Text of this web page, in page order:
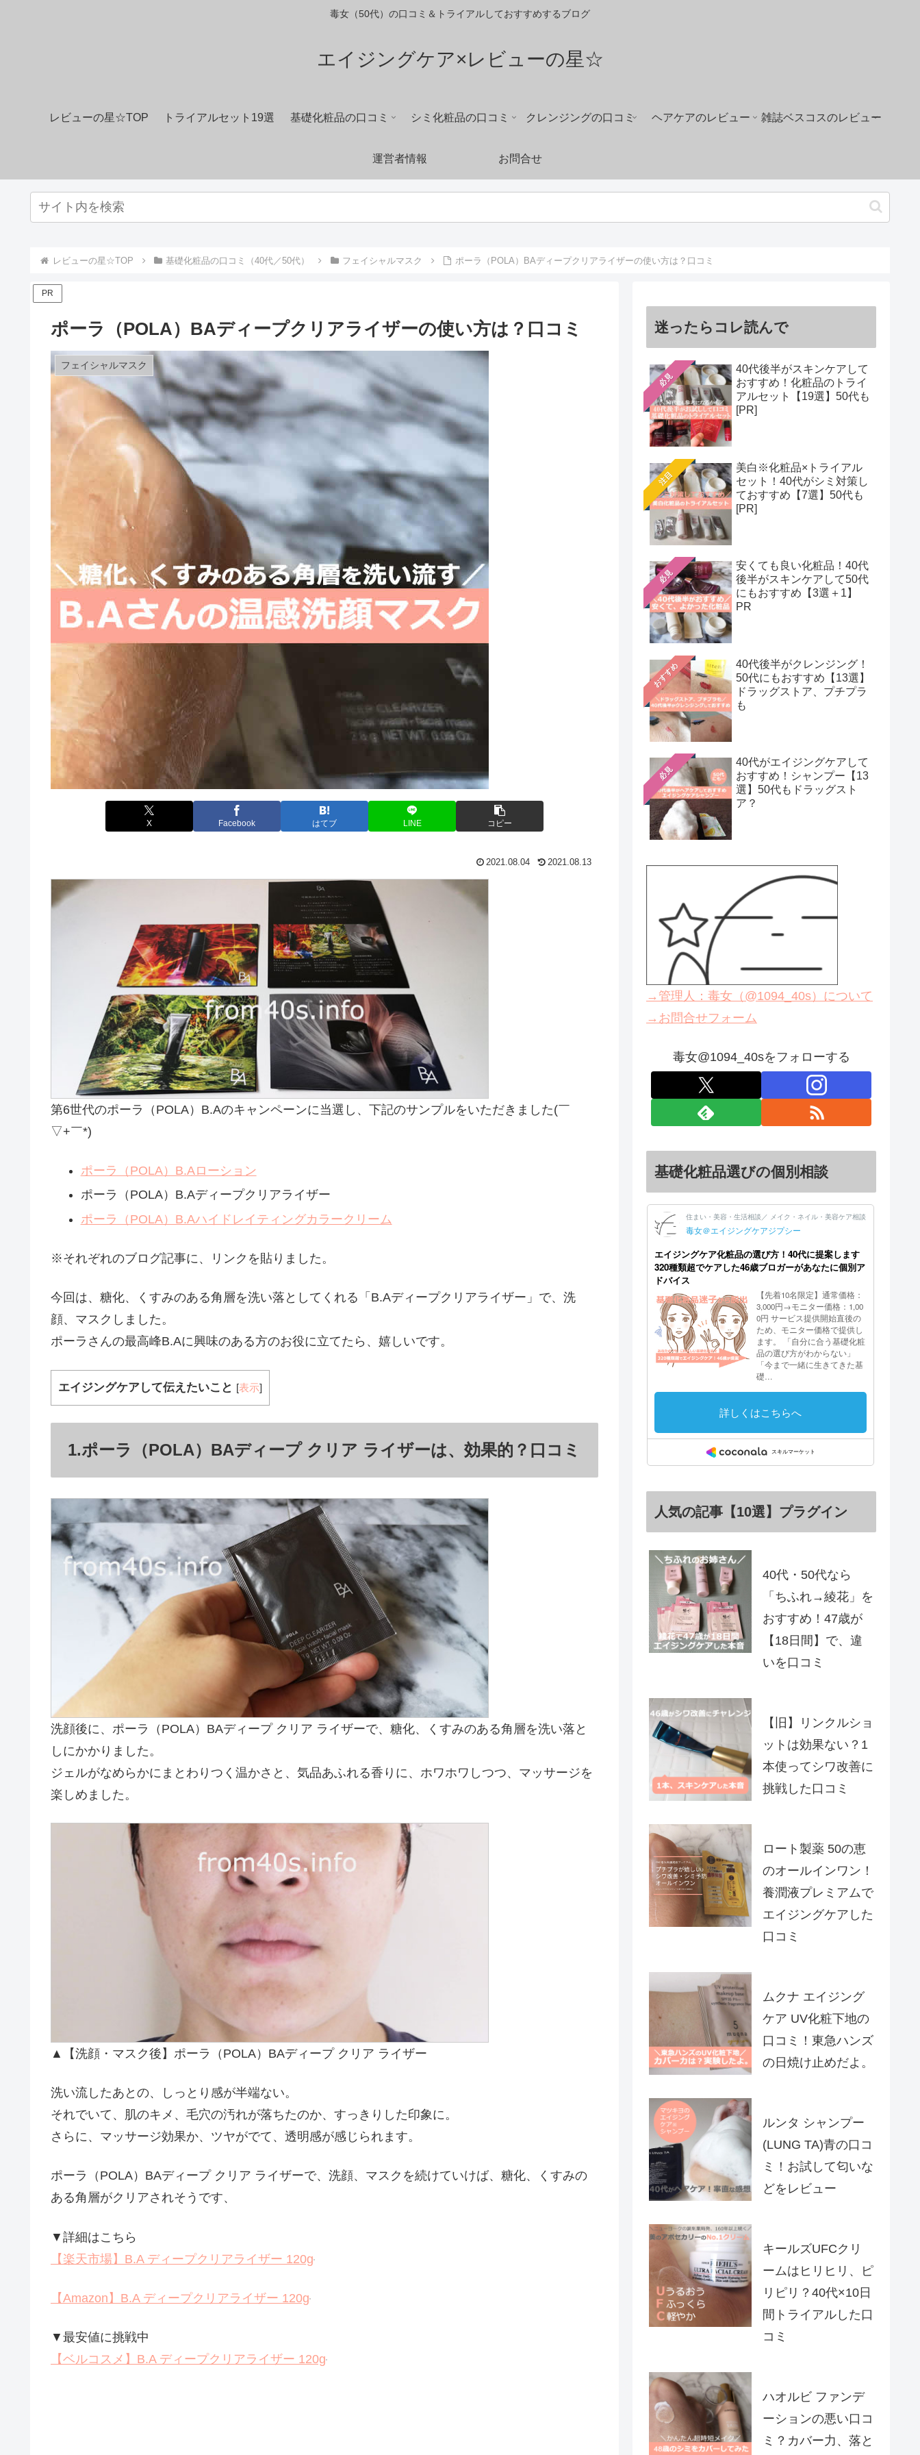
毒女（50代）の口コミ＆トライアルしておすすめするブログ
エイジングケア×レビューの星☆
レビューの星☆TOP トライアルセット19選 基礎化粧品の口コミ シミ化粧品の口コミ クレンジングの口コミ ヘアケアのレビュー 雑誌ベスコスのレビュー
運営者情報 お問合せ
レビューの星☆TOP 基礎化粧品の口コミ（40代／50代） フェイシャルマスク ポーラ（POLA）BAディープクリアライザーの使い方は？口コミ
PR
ポーラ（POLA）BAディープクリアライザーの使い方は？口コミ
フェイシャルマスク
X Facebook はてブ LINE コピー
2021.08.04 2021.08.13
第6世代のポーラ（POLA）B.Aのキャンペーンに当選し、下記のサンプルをいただきました(￣
▽+￣*)
ポーラ（POLA）B.Aローション
ポーラ（POLA）B.Aディープクリアライザー
ポーラ（POLA）B.Aハイドレイティングカラークリーム
※それぞれのブログ記事に、リンクを貼りました。
今回は、糖化、くすみのある角層を洗い落としてくれる「B.Aディープクリアライザー」で、洗
顔、マスクしました。
ポーラさんの最高峰B.Aに興味のある方のお役に立てたら、嬉しいです。
エイジングケアして伝えたいこと [表示]
1.ポーラ（POLA）BAディープ クリア ライザーは、効果的？口コミ
洗顔後に、ポーラ（POLA）BAディープ クリア ライザーで、糖化、くすみのある角層を洗い落と
しにかかりました。
ジェルがなめらかにまとわりつく温かさと、気品あふれる香りに、ホワホワしつつ、マッサージを
楽しめました。
▲【洗顔・マスク後】ポーラ（POLA）BAディープ クリア ライザー
洗い流したあとの、しっとり感が半端ない。
それでいて、肌のキメ、毛穴の汚れが落ちたのか、すっきりした印象に。
さらに、マッサージ効果か、ツヤがでて、透明感が感じられます。
ポーラ（POLA）BAディープ クリア ライザーで、洗顔、マスクを続けていけば、糖化、くすみの
ある角層がクリアされそうです、
▼詳細はこちら
【楽天市場】B.A ディープクリアライザー 120g
【Amazon】B.A ディープクリアライザー 120g
▼最安値に挑戦中
【ベルコスメ】B.A ディープクリアライザー 120g
迷ったらコレ読んで
必見
40代後半がスキンケアして
おすすめ！化粧品のトライ
アルセット【19選】50代も
[PR]
注目
美白※化粧品×トライアル
セット！40代がシミ対策し
ておすすめ【7選】50代も
[PR]
必見
安くても良い化粧品！40代
後半がスキンケアして50代
にもおすすめ【3選＋1】
PR
おすすめ
40代後半がクレンジング！
50代にもおすすめ【13選】
ドラッグストア、プチプラ
も
必見
40代がエイジングケアして
おすすめ！シャンプー【13
選】50代もドラッグスト
ア？
→管理人：毒女（@1094_40s）について
→お問合せフォーム
毒女@1094_40sをフォローする
基礎化粧品選びの個別相談
人気の記事【10選】プラグイン
40代・50代なら
「ちふれ→綾花」を
おすすめ！47歳が
【18日間】で、違
いを口コミ
【旧】リンクルショ
ットは効果ない？1
本使ってシワ改善に
挑戦した口コミ
ロート製薬 50の恵
のオールインワン！
養潤液プレミアムで
エイジングケアした
口コミ
ムクナ エイジング
ケア UV化粧下地の
口コミ！東急ハンズ
の日焼け止めだよ。
ルンタ シャンプー
(LUNG TA)青の口コ
ミ！お試して匂いな
どをレビュー
キールズUFCクリ
ームはヒリヒリ、ピ
リピリ？40代×10日
間トライアルした口
コミ
ハオルビ ファンデ
ーションの悪い口コ
ミ？カバー力、落と